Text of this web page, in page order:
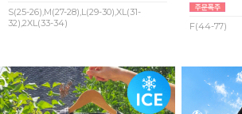
S(25-26),M(27-28),L(29-30),XL(31-
32),2XL(33-34)
F(44-77)